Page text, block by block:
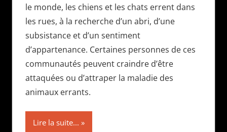
le monde, les chiens et les chats errent dans
les rues, à la recherche d’un abri, d’une
subsistance et d’un sentiment
d’appartenance. Certaines personnes de ces
communautés peuvent craindre d’être
attaquées ou d’attraper la maladie des
animaux errants.
Lire la suite...